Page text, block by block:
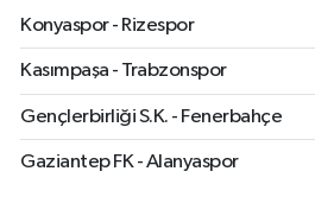
Konyaspor - Rizespor
Kasımpaşa - Trabzonspor
Gençlerbirliği S.K. - Fenerbahçe
Gaziantep FK - Alanyaspor